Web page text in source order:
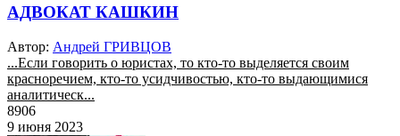
АДВОКАТ КАШКИН
Автор: Андрей ГРИВЦОВ
...Если говорить о юристах, то кто-то выделяется своим
красноречием, кто-то усидчивостью, кто-то выдающимися
аналитическ...
8906
9 июня 2023